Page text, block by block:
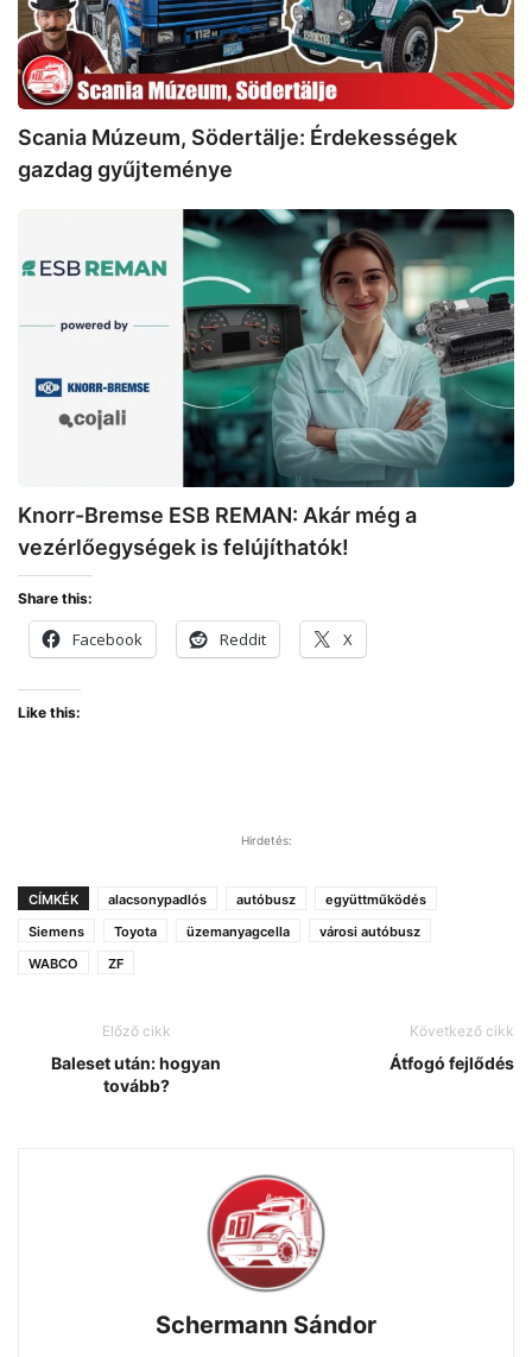
Scania Múzeum, Södertälje: Érdekességek
gazdag gyűjteménye
ESB
vezérlőegységek
Knorr-Bremse ESB REMAN: Akár még a
vezérlőegységek is felújíthatók!
Share this:
Facebook Reddit X
Like this:
Hirdetés:
CÍMKÉK alacsonypadlós autóbusz
együttműködés
Siemens
Toyota üzemanyagcella
városi autóbusz
WABCO
ZF
Előző cikk
Baleset után: hogyan
tovább?
Következő cikk
Átfogó fejlődés
Schermann Sándor